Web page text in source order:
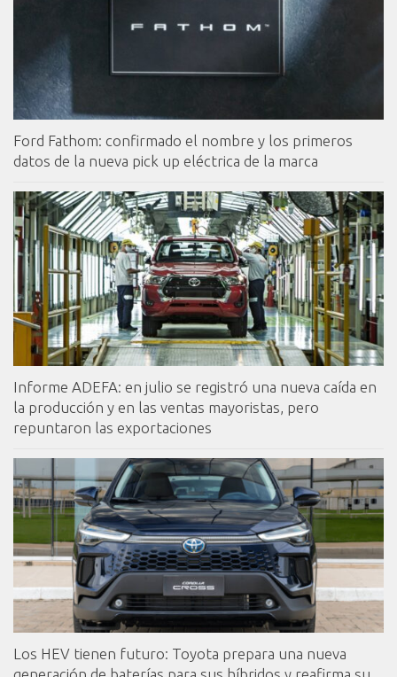
Ford Fathom: confirmado el nombre y los primeros
datos de la nueva pick up eléctrica de la marca
Informe ADEFA: en julio se registró una nueva caída en
la producción y en las ventas mayoristas, pero
repuntaron las exportaciones
Los HEV tienen futuro: Toyota prepara una nueva